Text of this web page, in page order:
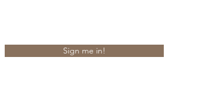
Sign me in!